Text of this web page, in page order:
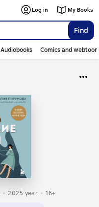
Find
Log in My Books
Audiobooks Comics and
2025 year 16+